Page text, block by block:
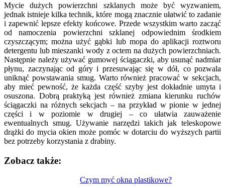
Mycie dużych powierzchni szklanych może być wyzwaniem,
jednak istnieje kilka technik, które mogą znacznie ułatwić to zadanie
i zapewnić lepsze efekty końcowe. Przede wszystkim warto zacząć
od namoczenia powierzchni szklanej odpowiednim środkiem
czyszczącym; można użyć gąbki lub mopa do aplikacji roztworu
detergentu lub mieszanki wody z octem na dużych powierzchniach.
Następnie należy używać gumowej ściągaczki, aby usunąć nadmiar
płynu, zaczynając od góry i przesuwając się w dół, co pozwala
uniknąć powstawania smug. Warto również pracować w sekcjach,
aby mieć pewność, że każda część szyby jest dokładnie umyta i
osuszona. Dobrą praktyką jest również zmiana kierunku ruchów
ściągaczki na różnych sekcjach – na przykład w pionie w jednej
części i w poziomie w drugiej – co ułatwia zauważenie
ewentualnych smug. Używanie narzędzi takich jak teleskopowe
drążki do mycia okien może pomóc w dotarciu do wyższych partii
bez potrzeby korzystania z drabiny.
Zobacz także:
Czym myć okna plastikowe?